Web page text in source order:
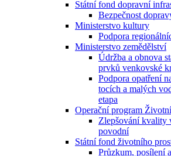
Státní fond dopravní
Bezpečnost
Ministerstvo kultury
Podpora
Ministerstvo zemědělství
Údržba a obnova
prvků venkovské
Podpora opatření
tocích a malých
etapa
Operační program
Zlepšování kvality
povodní
Státní fond životního
Průzkum, posílení